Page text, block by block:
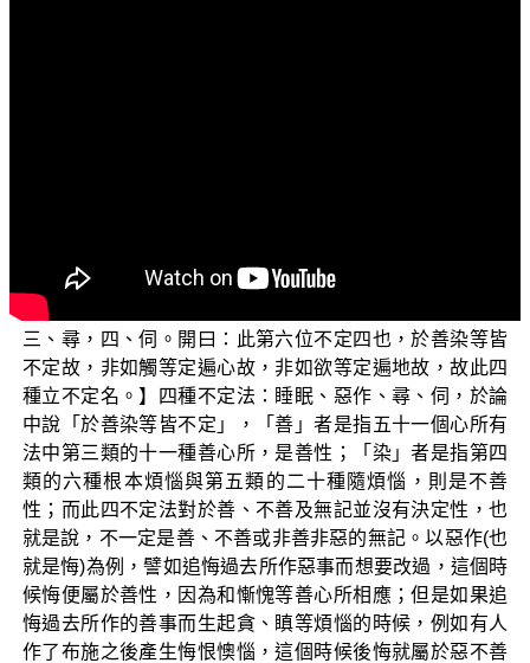
一；而惡作是屬於列為第六類的不定法。《大乘百法明門
論開宗義記》卷1說：【不定四者：一、睡眠，二、惡作，
三、尋，四、伺。開曰：此第六位不定四也，於善染等皆
不定故，非如觸等定遍心故，非如欲等定遍地故，故此四
種立不定名。】四種不定法：睡眠、惡作、尋、伺，於論
中說「於善染等皆不定」，「善」者是指五十一個心所有
法中第三類的十一種善心所，是善性；「染」者是指第四
類的六種根本煩惱與第五類的二十種隨煩惱，則是不善
性；而此四不定法對於善、不善及無記並沒有決定性，也
就是說，不一定是善、不善或非善非惡的無記。以惡作(也
就是悔)為例，譬如追悔過去所作惡事而想要改過，這個時
候悔便屬於善性，因為和慚愧等善心所相應；但是如果追
悔過去所作的善事而生起貪、瞋等煩惱的時候，例如有人
作了布施之後產生悔恨懊惱，這個時候後悔就屬於惡不善